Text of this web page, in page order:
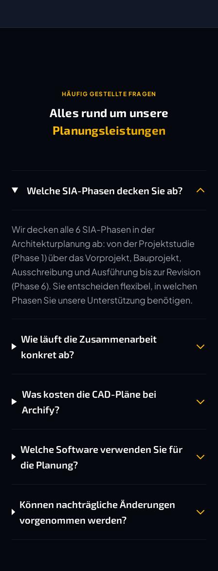
HÄUFIG GESTELLTE FRAGEN
Alles rund um unsere
Planungsleistungen
Welche SIA-Phasen decken Sie ab?
Wir decken alle 6 SIA-Phasen in der
Architekturplanung ab: von der Projektstudie
(Phase 1) über das Vorprojekt, Bauprojekt,
Ausschreibung und Ausführung bis zur Revision
(Phase 6). Sie entscheiden flexibel, in welchen
Phasen Sie unsere Unterstützung benötigen.
Wie läuft die Zusammenarbeit
konkret ab?
Was kosten die CAD-Pläne bei
Archify?
Welche Software verwenden Sie für
die Planung?
Können nachträgliche Änderungen
vorgenommen werden?